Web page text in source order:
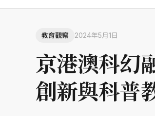
教育觀察 2024年5月1日
京港澳科幻
創新與科普